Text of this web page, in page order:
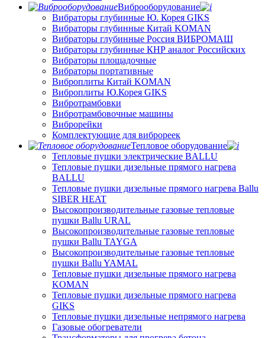
Виброоборудование
Вибраторы глубинные Ю. Корея GIKS
Вибраторы глубинные Китай KOMAN
Вибраторы глубинные Россия ВИБРОМАШ
Вибраторы глубинные КНР аналог Российских
Вибраторы площадочные
Вибраторы портативные
Виброплиты Китай KOMAN
Виброплиты Ю.Корея GIKS
Вибротрамбовки
Вибротрамбовочные машины
Виброрейки
Комплектующие для виброреек
Тепловое оборудование
Тепловые пушки электрические BALLU
Тепловые пушки дизельные прямого нагрева
BALLU
Тепловые пушки дизельные прямого нагрева Ballu
SIBER HEAT
Высокопроизводительные газовые тепловые
пушки Ballu URAL
Высокопроизводительные газовые тепловые
пушки Ballu TAYGA
Высокопроизводительные газовые тепловые
пушки Ballu YAMAL
Тепловые пушки дизельные прямого нагрева
KOMAN
Тепловые пушки дизельные прямого нагрева
GIKS
Тепловые пушки дизельные непрямого нагрева
Газовые обогреватели